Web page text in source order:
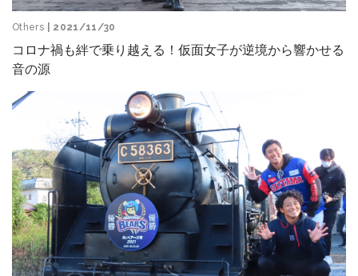
Others | 2021/11/30
コロナ禍も絆で乗り越える！仮面女子が逆境から響かせる
音の源